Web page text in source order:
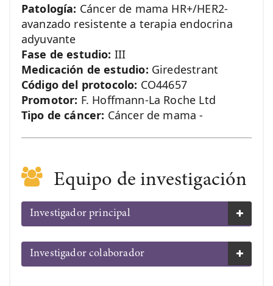
Patología: Cáncer de mama HR+/HER2-
avanzado resistente a terapia endocrina
adyuvante
Fase de estudio: III
Medicación de estudio: Giredestrant
Código del protocolo: CO44657
Promotor: F. Hoffmann-La Roche Ltd
Tipo de cáncer: Cáncer de mama -
Equipo de investigación
Investigador principal
Investigador colaborador